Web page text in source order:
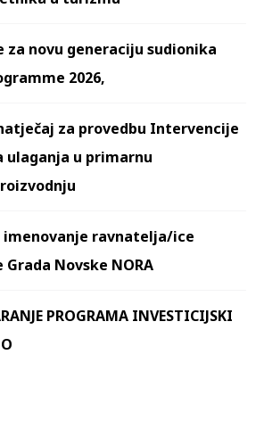
za novu generaciju sudionika
2026,
za provedbu Intervencije
ulaganja u primarnu
imenovanje ravnatelja/ice
Novske NORA
PROGRAMA INVESTICIJSKI